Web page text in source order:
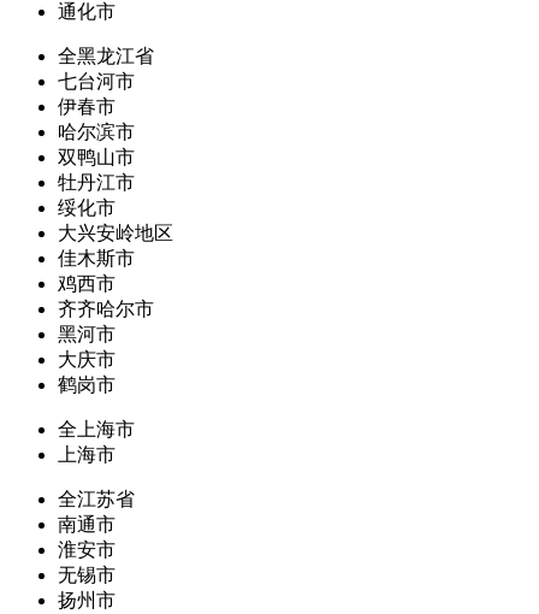
通化市
全黑龙江省
七台河市
伊春市
哈尔滨市
双鸭山市
牡丹江市
绥化市
大兴安岭地区
佳木斯市
鸡西市
齐齐哈尔市
黑河市
大庆市
鹤岗市
全上海市
上海市
全江苏省
南通市
淮安市
无锡市
扬州市